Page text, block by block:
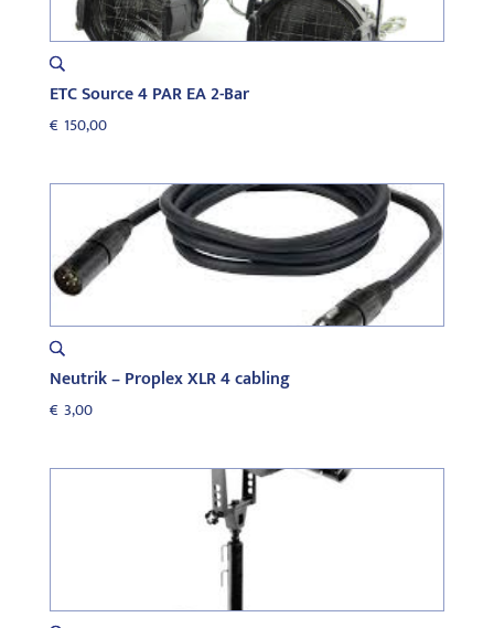
ETC Source 4 PAR EA 2-Bar
€ 150,00
Neutrik – Proplex XLR 4 cabling
€ 3,00